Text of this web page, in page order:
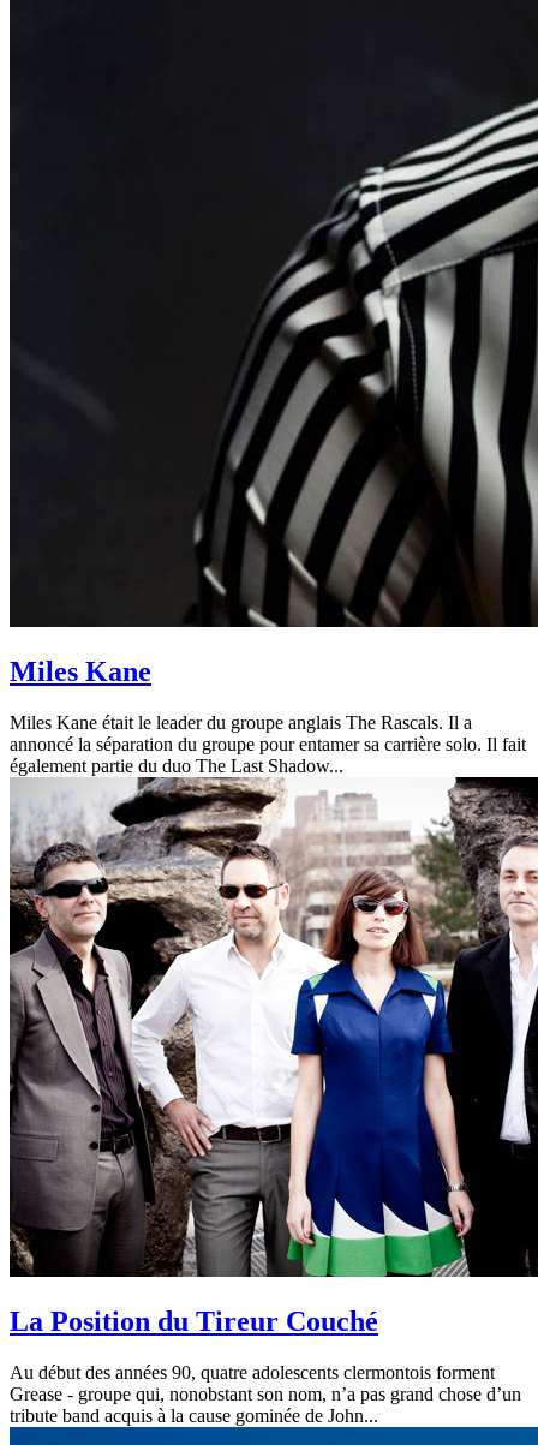
Miles Kane
Miles Kane était le leader du groupe anglais The Rascals. Il a
annoncé la séparation du groupe pour entamer sa carrière solo. Il fait
également partie du duo The Last Shadow...
La Position du Tireur Couché
Au début des années 90, quatre adolescents clermontois forment
Grease - groupe qui, nonobstant son nom, n’a pas grand chose d’un
tribute band acquis à la cause gominée de John...